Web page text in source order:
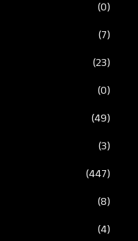
(0)
(7)
(23)
(0)
(49)
(3)
(447)
(8)
(4)